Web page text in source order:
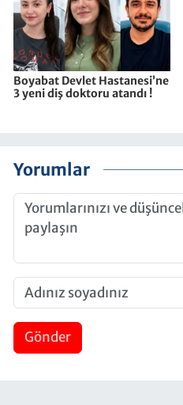
Boyabat Devlet Hastanesi’ne
3 yeni diş doktoru atandı !
Yorumlar
Gönder